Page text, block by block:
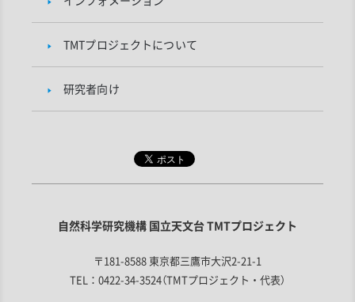
TMTプロジェクトについて
研究者向け
自然科学研究機構 国立天文台 TMTプロジェクト
〒181-8588 東京都三鷹市大沢2-21-1
TEL：0422-34-3524（TMTプロジェクト・代表）